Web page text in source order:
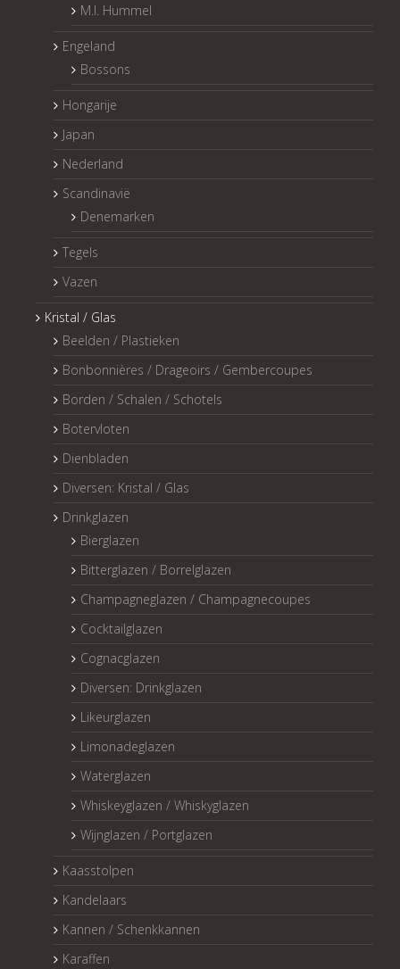
M.I. Hummel
Engeland
Bossons
Hongarije
Japan
Nederland
Scandinavië
Denemarken
Tegels
Vazen
Kristal / Glas
Beelden / Plastieken
Bonbonnières / Drageoirs / Gembercoupes
Borden / Schalen / Schotels
Botervloten
Dienbladen
Diversen: Kristal / Glas
Drinkglazen
Bierglazen
Bitterglazen / Borrelglazen
Champagneglazen / Champagnecoupes
Cocktailglazen
Cognacglazen
Diversen: Drinkglazen
Likeurglazen
Limonadeglazen
Waterglazen
Whiskeyglazen / Whiskyglazen
Wijnglazen / Portglazen
Kaasstolpen
Kandelaars
Kannen / Schenkkannen
Karaffen